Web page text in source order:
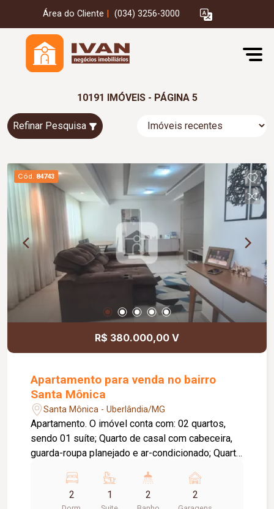
Área do Cliente (034) 3256-3000
10191 IMÓVEIS - PÁGINA 5
Refinar Pesquisa
Cód. 84743
R$ 380.000,00 V
Apartamento para venda no bairro
Santa Mônica
Santa Mônica - Uberlândia/MG
Apartamento. O imóvel conta com: 02 quartos,
sendo 01 suíte; Quarto de casal com cabeceira,
guarda-roupa planejado e ar-condicionado; Quarto
planejadas; Banheiro social com armários
planejados; Sala em 02 ambientes com painel e
2 1 2 2